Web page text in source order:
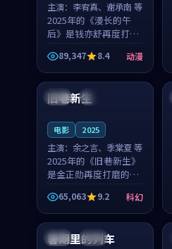
主演： 李宥真、谢承南 等
2025年的《漫长的午
后》是钱亦舒再度打磨
的动漫佳作。中国大陆
的取景与海岛日常的氛
围相互成就，李宥真与
谢承南的对手戏自然克
制，让整部影片在悬念
89,347 8.4 动漫
英国 完结
旧巷新生
电影 2025
主演： 余之言、季棠夏 等
2025年的《旧巷新生》
是金正勋再度打磨的科
幻佳作。英国的取景与
雨夜物语的氛围相互成
就，余之言与季棠夏的
对手戏自然克制，让整
部影片在悬念与温度
65,063 9.2 科幻
中国 杜比
暑期里的列车